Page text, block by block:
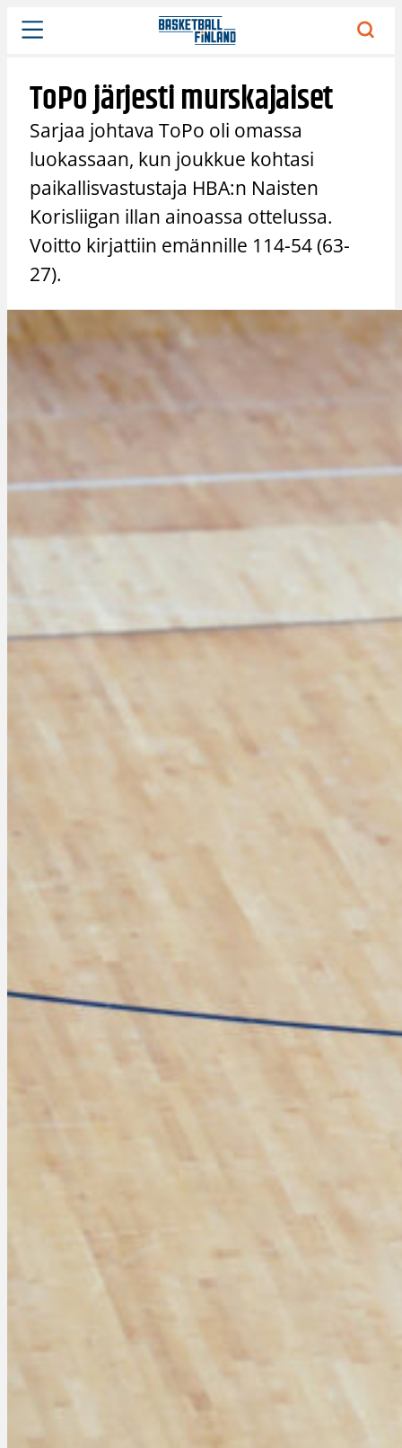
Siirry
sisältöön
ToPo järjesti murskajaiset
Sarjaa johtava ToPo oli omassa
luokassaan, kun joukkue kohtasi
paikallisvastustaja HBA:n Naisten
Korisliigan illan ainoassa ottelussa.
Voitto kirjattiin emännille 114-54 (63-
27).